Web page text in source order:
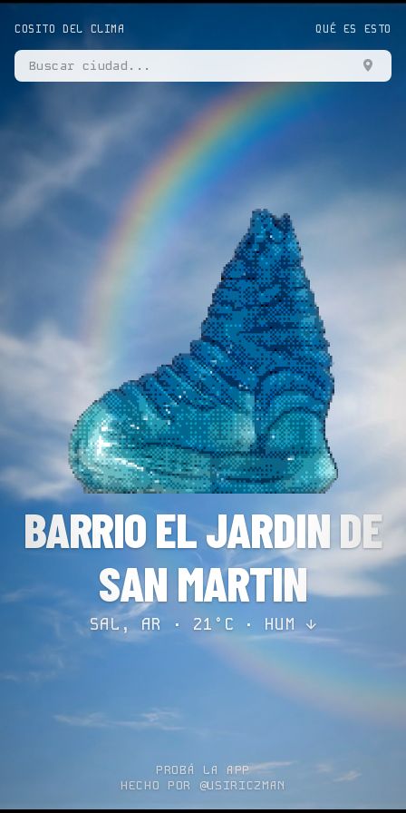
COSITO DEL CLIMA QUÉ ES ESTO
BARRIO EL JARDIN DE
SAN MARTIN
SAL, AR · 21°C · HUM ↓
PROBÁ LA APP
HECHO POR @USIRICZMAN